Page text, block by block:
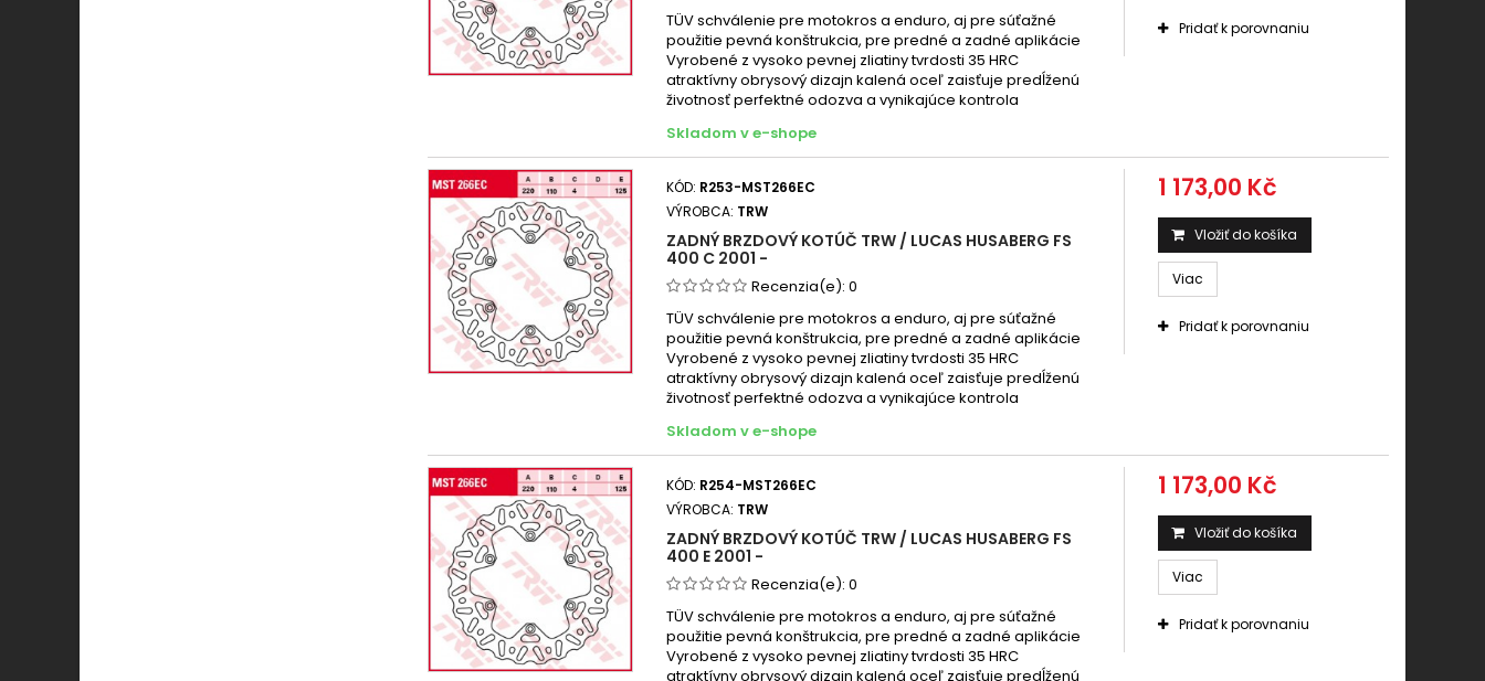
TÜV schválenie pre motokros a enduro, aj pre súťažné
použitie pevná konštrukcia, pre predné a zadné aplikácie
Vyrobené z vysoko pevnej zliatiny tvrdosti 35 HRC
atraktívny obrysový dizajn kalená oceľ zaisťuje predĺženú
životnosť perfektné odozva a vynikajúce kontrola
Skladom v e-shope
Pridať k porovnaniu
KÓD: R253-MST266EC
VÝROBCA: TRW
ZADNÝ BRZDOVÝ KOTÚČ TRW / LUCAS HUSABERG FS
400 C 2001 -
Recenzia(e): 0
TÜV schválenie pre motokros a enduro, aj pre súťažné
použitie pevná konštrukcia, pre predné a zadné aplikácie
Vyrobené z vysoko pevnej zliatiny tvrdosti 35 HRC
atraktívny obrysový dizajn kalená oceľ zaisťuje predĺženú
životnosť perfektné odozva a vynikajúce kontrola
Skladom v e-shope
1 173,00 Kč
Vložiť do košíka
Viac
Pridať k porovnaniu
KÓD: R254-MST266EC
VÝROBCA: TRW
ZADNÝ BRZDOVÝ KOTÚČ TRW / LUCAS HUSABERG FS
400 E 2001 -
Recenzia(e): 0
TÜV schválenie pre motokros a enduro, aj pre súťažné
použitie pevná konštrukcia, pre predné a zadné aplikácie
Vyrobené z vysoko pevnej zliatiny tvrdosti 35 HRC
atraktívny obrysový dizajn kalená oceľ zaisťuje predĺženú
1 173,00 Kč
Vložiť do košíka
Viac
Pridať k porovnaniu